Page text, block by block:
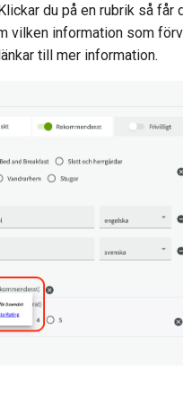
du på en rubrik så får
vilken information som
till mer information.